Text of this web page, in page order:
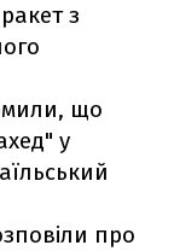
з
що
у
про